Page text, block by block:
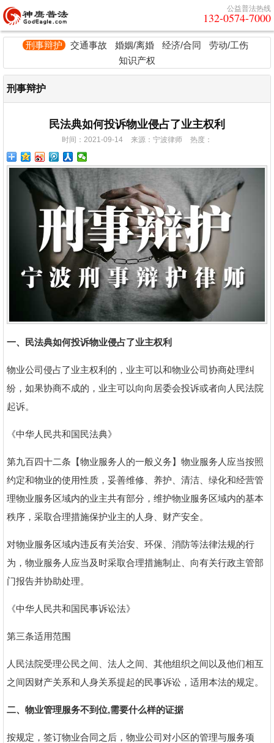
公益普法热线
132-0574-7000
刑事辩护 交通事故 婚姻/离婚 经济/合同
劳动/工伤
知识产权
刑事辩护
民法典如何投诉物业侵占了业主权利
时间：2021-09-14 来源：宁波律师 热度：
一、民法典如何投诉物业侵占了业主权利
物业公司侵占了业主权利的，业主可以和物业公司协商处理纠
纷，如果协商不成的，业主可以向向居委会投诉或者向人民法院
起诉。
《中华人民共和国民法典》
第九百四十二条【物业服务人的一般义务】物业服务人应当按照
约定和物业的使用性质，妥善维修、养护、清洁、绿化和经营管
理物业服务区域内的业主共有部分，维护物业服务区域内的基本
秩序，采取合理措施保护业主的人身、财产安全。
对物业服务区域内违反有关治安、环保、消防等法律法规的行
为，物业服务人应当及时采取合理措施制止、向有关行政主管部
门报告并协助处理。
《中华人民共和国民事诉讼法》
第三条适用范围
人民法院受理公民之间、法人之间、其他组织之间以及他们相互
之间因财产关系和人身关系提起的民事诉讼，适用本法的规定。
二、物业管理服务不到位,需要什么样的证据
按规定，签订物业合同之后，物业公司对小区的管理与服务项